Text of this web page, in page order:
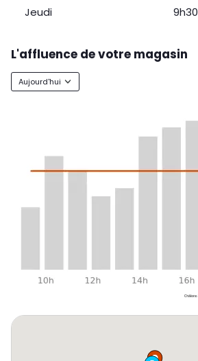
Jeudi
9h30
L'affluence de votre magasin
Aujourd'hui